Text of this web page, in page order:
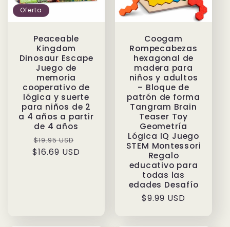
Oferta
Peaceable
Kingdom
Dinosaur Escape
Juego de
memoria
cooperativo de
lógica y suerte
para niños de 2
a 4 años a partir
de 4 años
Precio
habitual
$19.95 USD
de
$16.69 USD
Coogam
Rompecabezas
hexagonal de
madera para
niños y adultos
– Bloque de
patrón de forma
Tangram Brain
Teaser Toy
Geometría
Lógica IQ Juego
STEM Montessori
Regalo
educativo para
todas las
edades Desafío
Precio
$9.99 USD